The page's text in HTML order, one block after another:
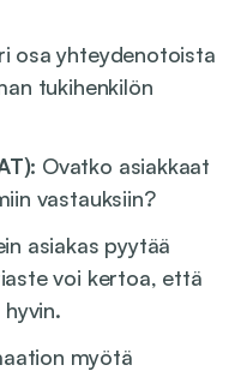
osa yhteydenotoista
tukihenkilön
Ovatko asiakkaat
vastauksiin?
asiakas pyytää
voi kertoa, että
myötä